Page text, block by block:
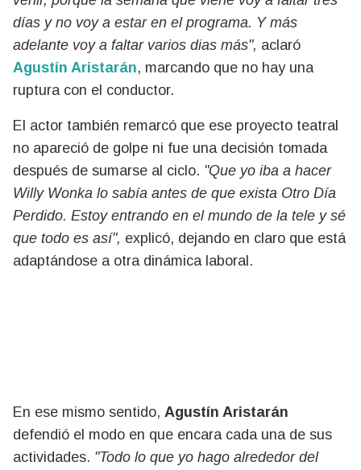
días y no voy a estar en el programa. Y más
adelante voy a faltar varios dias más", aclaró
Agustín Aristarán, marcando que no hay una
ruptura con el conductor.
El actor también remarcó que ese proyecto teatral
no apareció de golpe ni fue una decisión tomada
después de sumarse al ciclo. "Que yo iba a hacer
Willy Wonka lo sabía antes de que exista Otro Día
Perdido. Estoy entrando en el mundo de la tele y sé
que todo es así", explicó, dejando en claro que está
adaptándose a otra dinámica laboral.
En ese mismo sentido, Agustín Aristarán
defendió el modo en que encara cada una de sus
actividades. "Todo lo que yo hago alrededor del